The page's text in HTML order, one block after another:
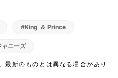
#King ＆ Prince
ニーズ
最新のものとは異なる場合があり